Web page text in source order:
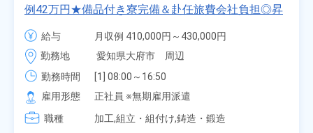
例42万円★備品付き寮完備＆赴任旅費会社負担◎昇
給・業績賞与あり！組立や塗装など自動車製造の各
種作業！《愛知県大府市》
給与
月収例 410,000円～430,000円
月給 277,000円～277,000円
勤務地
愛知県大府市　周辺
勤務時間
[1] 08:00～16:50
[2] 06:25～15:10
[3] 17:05～01:50
雇用形態
正社員 ※無期雇用派遣
職種
加工,組立・組付け,鋳造・鍛造